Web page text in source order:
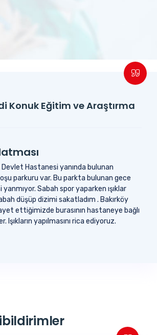
Konuk Eğitim ve Araştırma
Hastanesi yanında bulunan
parkuru var. Bu parkta bulunan gece
yanmıyor. Sabah spor yaparken ışıklar
düşüp dizimi sakatladım . Bakırköy
ettiğimizde burasının hastaneye bağlı
Işıkların yapılmasını rica ediyoruz.